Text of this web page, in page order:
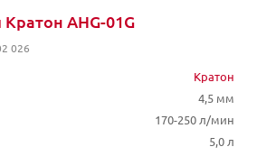
АHG-01G
026
Кратон
4,5 мм
170-250 л/мин
5,0 л